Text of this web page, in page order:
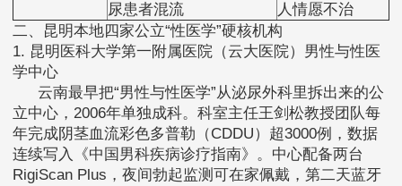
尿患者混流
人情愿不治
二、昆明本地四家公立“性医学”硬核机构
1. 昆明医科大学第一附属医院（云大医院）男性与性医
学中心
云南最早把“男性与性医学”从泌尿外科里拆出来的公
立中心，2006年单独成科。科室主任王剑松教授团队每
年完成阴茎血流彩色多普勒（CDDU）超3000例，数据
连续写入《中国男科疾病诊疗指南》。中心配备两台
RigiScan Plus，夜间勃起监测可在家佩戴，第二天蓝牙